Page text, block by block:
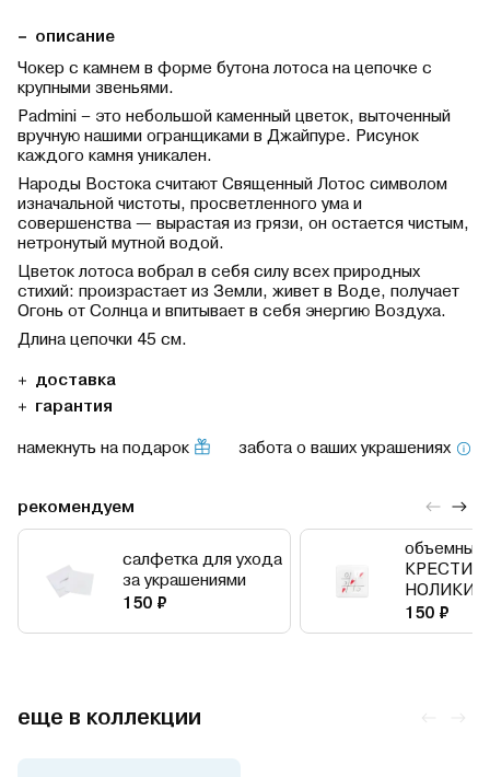
описание
Чокер с камнем в форме бутона лотоса на цепочке с
крупными звеньями.
Padmini – это небольшой каменный цветок, выточенный
вручную нашими огранщиками в Джайпуре. Рисунок
каждого камня уникален.
Народы Востока считают Священный Лотос символом
изначальной чистоты, просветленного ума и
совершенства — вырастая из грязи, он остается чистым,
нетронутый мутной водой.
Цветок лотоса вобрал в себя силу всех природных
стихий: произрастает из Земли, живет в Воде, получает
Огонь от Солнца и впитывает в себя энергию Воздуха.
Длина цепочки 45 см.
доставка
гарантия
намекнуть на подарок
забота о ваших украшениях
рекомендуем
салфетка для ухода
за украшениями
150 ₽
объемный
НОЛИКИ
150 ₽
еще в коллекции